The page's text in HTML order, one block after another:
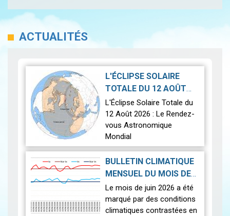
ACTUALITÉS
L'ÉCLIPSE SOLAIRE
TOTALE DU 12 AOÛT
2026|2026-07-21
L'Éclipse Solaire Totale du
12 Août 2026 : Le Rendez-
vous Astronomique
Mondial
Le 12 août 2026, la Terre
connaîtra l'un des
astronomiques les plus
spectaculaires : une…
BULLETIN CLIMATIQUE
MENSUEL DU MOIS DE
JUIN 2026 |2026-07-14
Le mois de juin 2026 a été
marqué par des conditions
climatiques contrastées en